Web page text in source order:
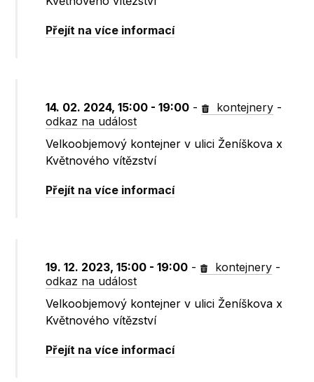
Přejít na více informací
14. 02. 2024, 15:00 - 19:00 - kontejnery -
odkaz na událost
Velkoobjemový kontejner v ulici Ženíškova x
Květnového vítězství
Přejít na více informací
19. 12. 2023, 15:00 - 19:00 - kontejnery -
odkaz na událost
Velkoobjemový kontejner v ulici Ženíškova x
Květnového vítězství
Přejít na více informací